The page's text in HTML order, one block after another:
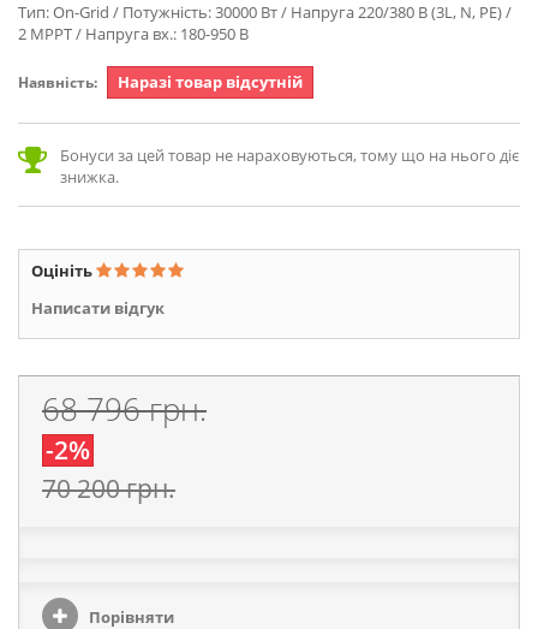
Тип: On-Grid / Потужність: 30000 Вт / Напруга 220/380 В (3L, N, PE) /
2 MPPT / Напруга вх.: 180-950 В
Наявність: Наразі товар відсутній
Бонуси за цей товар не нараховуються, тому що на нього діє
знижка.
Оцініть
Написати відгук
68 796 грн.
-2%
70 200 грн.
Порівняти